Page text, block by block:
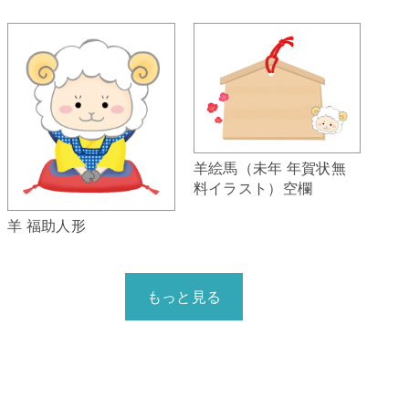
羊 福助人形
羊絵馬（未年 年賀状無
料イラスト）空欄
もっと見る